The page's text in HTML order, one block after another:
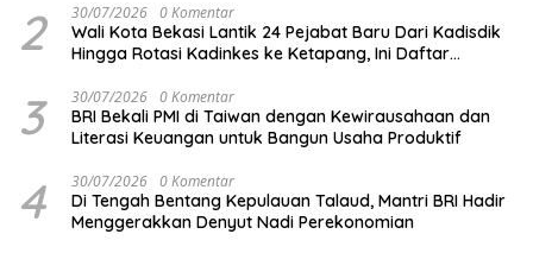
2 30/07/2026 0 Komentar
Wali Kota Bekasi Lantik 24 Pejabat Baru Dari Kadisdik
Hingga Rotasi Kadinkes ke Ketapang, Ini Daftar
3 30/07/2026 0 Komentar
BRI Bekali PMI di Taiwan dengan Kewirausahaan dan
Literasi Keuangan untuk Bangun Usaha Produktif
4 30/07/2026 0 Komentar
Di Tengah Bentang Kepulauan Talaud, Mantri BRI Hadir
Menggerakkan Denyut Nadi Perekonomian